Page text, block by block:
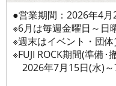
●営業期間：2026年4
※6月は毎週金曜日～日
※週末はイベント・団
※FUJI ROCK期間(準備
2026年7月15日(水)～